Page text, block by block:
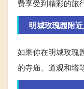
费享受到精彩的旅
明城玫瑰园附
如果你在明城玫瑰
的寺庙、道观和塔